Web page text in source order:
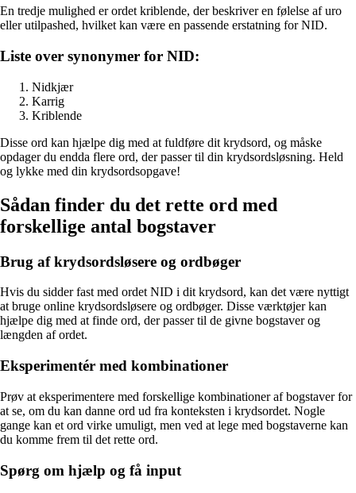
En tredje mulighed er ordet kriblende, der beskriver en følelse af uro
eller utilpashed, hvilket kan være en passende erstatning for NID.
Liste over synonymer for NID:
Nidkjær
Karrig
Kriblende
Disse ord kan hjælpe dig med at fuldføre dit krydsord, og måske
opdager du endda flere ord, der passer til din krydsordsløsning. Held
og lykke med din krydsordsopgave!
Sådan finder du det rette ord med
forskellige antal bogstaver
Brug af krydsordsløsere og ordbøger
Hvis du sidder fast med ordet NID i dit krydsord, kan det være nyttigt
at bruge online krydsordsløsere og ordbøger. Disse værktøjer kan
hjælpe dig med at finde ord, der passer til de givne bogstaver og
længden af ordet.
Eksperimentér med kombinationer
Prøv at eksperimentere med forskellige kombinationer af bogstaver for
at se, om du kan danne ord ud fra konteksten i krydsordet. Nogle
gange kan et ord virke umuligt, men ved at lege med bogstaverne kan
du komme frem til det rette ord.
Spørg om hjælp og få input